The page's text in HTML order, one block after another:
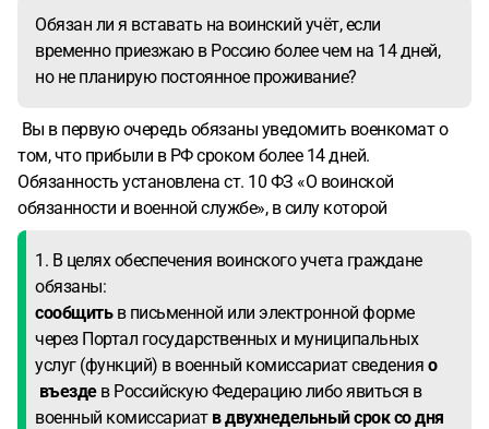
Обязан ли я вставать на воинский учёт, если
временно приезжаю в Россию более чем на 14 дней,
но не планирую постоянное проживание?
Вы в первую очередь обязаны уведомить военкомат о
том, что прибыли в РФ сроком более 14 дней.
Обязанность установлена ст. 10 ФЗ «О воинской
обязанности и военной службе», в силу которой
1. В целях обеспечения воинского учета граждане
обязаны:
сообщить в письменной или электронной форме
через Портал государственных и муниципальных
услуг (функций) в военный комиссариат сведения о
въезде в Российскую Федерацию либо явиться в
военный комиссариат в двухнедельный срок со дня